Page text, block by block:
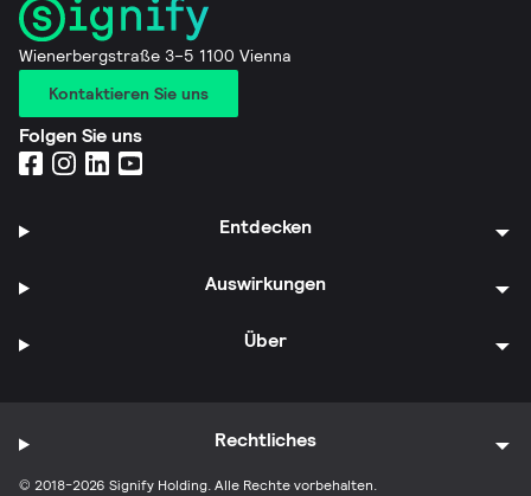
Wienerbergstraße 3–5 1100 Vienna
Kontaktieren Sie uns
Folgen Sie uns
Entdecken
Auswirkungen
Über
© 2018-2026 Signify Holding. Alle Rechte vorbehalten.
Rechtliches